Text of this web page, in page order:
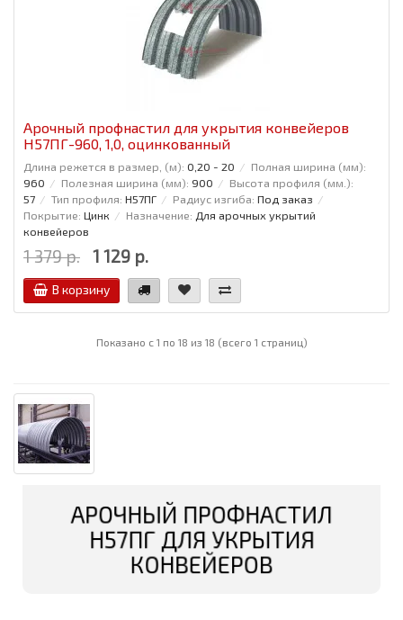
Арочный профнастил для укрытия конвейеров
Н57ПГ-960, 1,0, оцинкованный
Длина режется в размер, (м): 0,20 - 20
Полная ширина (мм):
960
Полезная ширина (мм): 900
Высота профиля (мм.):
57
Тип профиля: Н57ПГ Радиус изгиба: Под заказ
Покрытие: Цинк Назначение: Для арочных укрытий
конвейеров
1 379 р. 1 129 р.
В корзину
Показано с 1 по 18 из 18 (всего 1 страниц)
АРОЧНЫЙ ПРОФНАСТИЛ
Н57ПГ ДЛЯ УКРЫТИЯ
КОНВЕЙЕРОВ